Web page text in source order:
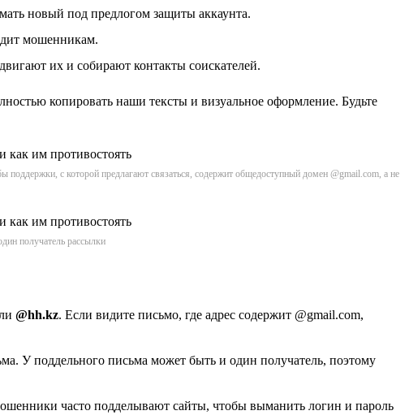
новый под предлогом защиты аккаунта.
мошенникам.
их и собирают контакты соискателей.
копировать наши тексты и визуальное оформление. Будьте
с которой предлагают связаться, содержит общедоступный домен @gmail.com, а не
получатель рассылки
@hh.kz. Если видите письмо, где адрес содержит @gmail.com,
У поддельного письма может быть и один получатель, поэтому
часто подделывают сайты, чтобы выманить логин и пароль